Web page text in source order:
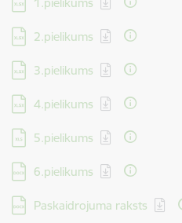
Lejupielādēt:
2.pielikums
Lejupielādēt:
3.pielikums
Lejupielādēt:
4.pielikums
Lejupielādēt:
5.pielikums
Lejupielādēt:
6.pielikums
Lejupielādēt:
Paskaidrojuma raksts